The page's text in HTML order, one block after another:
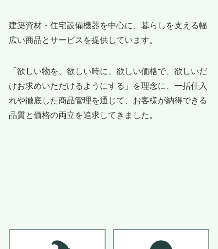
建築資材・住宅設備機器を中心に、暮らしを支える幅
広い商品とサービスを提供しています。
「欲しい物を、欲しい時に、欲しい価格で、欲しいだ
けお求めいただけるようにする」を理念に、一括仕入
れや徹底した商品管理を通じて、お客様が納得できる
品質と価格の両立を追求してきました。